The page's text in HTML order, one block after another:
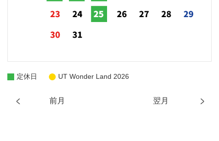
前月 翌月
定休日 UT Wonder Land 2026